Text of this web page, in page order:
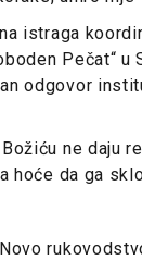
istraga
Pečat“ u
odgovor
ne daju
hoće da ga